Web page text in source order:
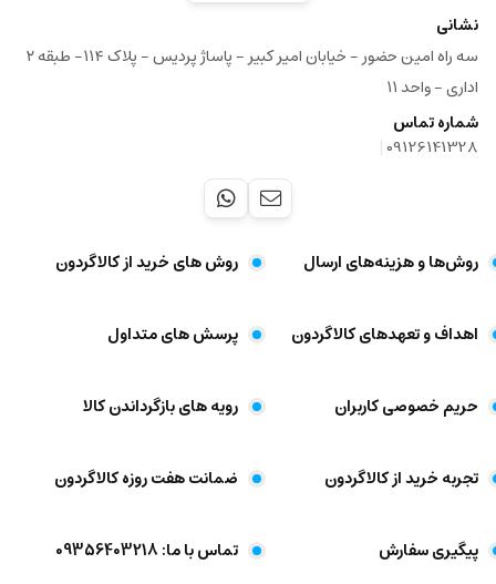
نشانی
سه راه امین حضور - خیابان امیر کبیر - پاساژ پردیس - پلاک ۱۱۴- طبقه ۲
اداری - واحد ۱۱
شماره تماس
09126141328
|
روش‌ها و هزینه‌های ارسال روش های خرید از کالاگردون
اهداف و تعهد‌های کالاگردون پرسش های متداول
حریم خصوصی کاربران رویه های بازگرداندن کالا
تجربه خرید از کالاگردون ضمانت هفت روزه کالاگردون
پیگیری سفارش تماس با ما: 09356403218